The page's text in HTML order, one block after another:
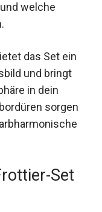
welche
das Set ein
und bringt
in dein
sorgen
Set